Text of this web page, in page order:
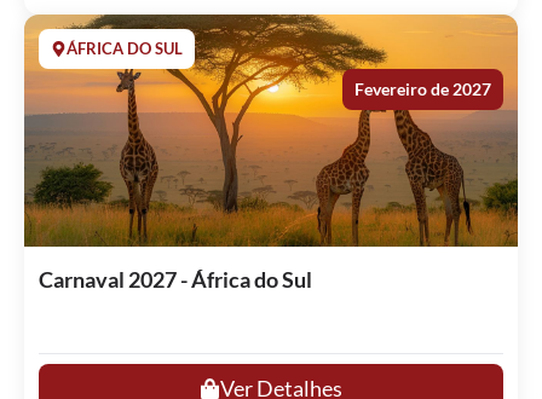
ÁFRICA DO SUL
Fevereiro de 2027
Carnaval 2027 - África do Sul
Ver Detalhes